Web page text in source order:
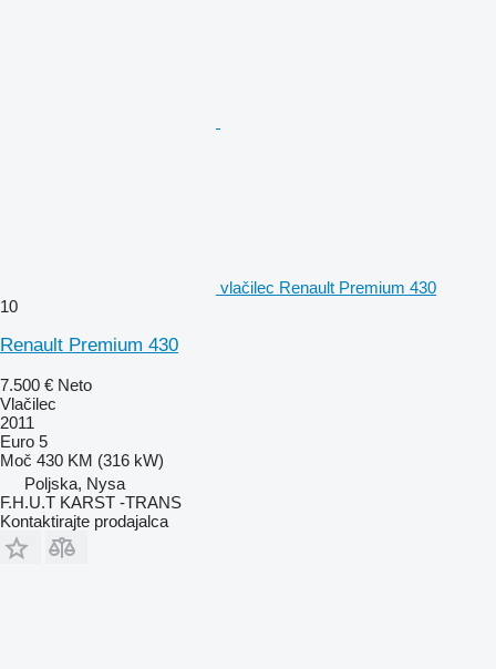
vlačilec Renault Premium 430
10
Renault Premium 430
7.500 € Neto
Vlačilec
2011
Euro 5
Moč 430 KM (316 kW)
Poljska, Nysa
F.H.U.T KARST -TRANS
Kontaktirajte prodajalca